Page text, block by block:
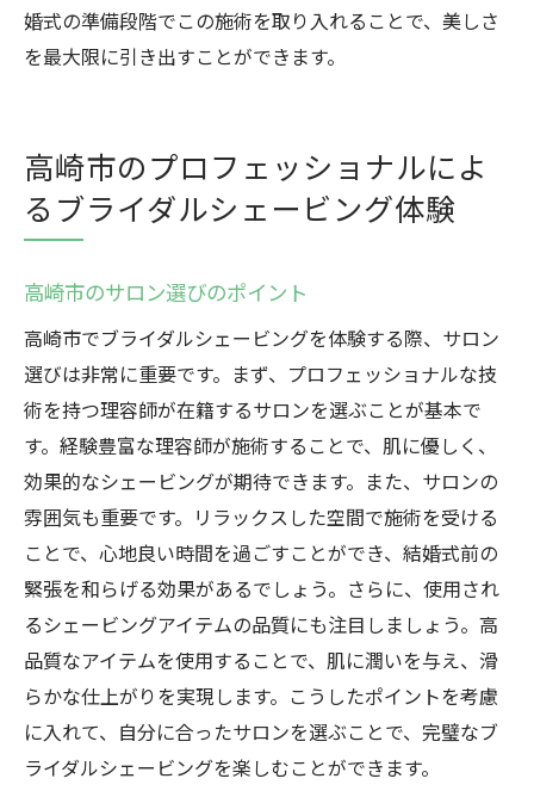
婚式の準備段階でこの施術を取り入れることで、美しさ
を最大限に引き出すことができます。
高崎市のプロフェッショナルによ
るブライダルシェービング体験
高崎市のサロン選びのポイント
高崎市でブライダルシェービングを体験する際、サロン
選びは非常に重要です。まず、プロフェッショナルな技
術を持つ理容師が在籍するサロンを選ぶことが基本で
す。経験豊富な理容師が施術することで、肌に優しく、
効果的なシェービングが期待できます。また、サロンの
雰囲気も重要です。リラックスした空間で施術を受ける
ことで、心地良い時間を過ごすことができ、結婚式前の
緊張を和らげる効果があるでしょう。さらに、使用され
るシェービングアイテムの品質にも注目しましょう。高
品質なアイテムを使用することで、肌に潤いを与え、滑
らかな仕上がりを実現します。こうしたポイントを考慮
に入れて、自分に合ったサロンを選ぶことで、完璧なブ
ライダルシェービングを楽しむことができます。